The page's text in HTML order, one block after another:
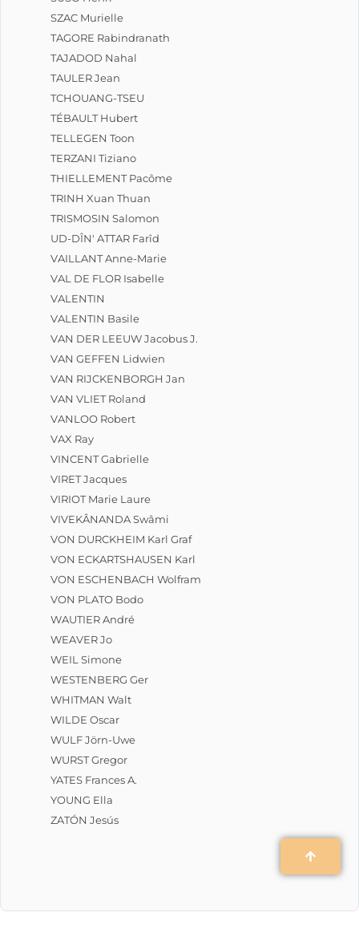
SZAC Murielle
TAGORE Rabindranath
TAJADOD Nahal
TAULER Jean
TCHOUANG-TSEU
TÉBAULT Hubert
TELLEGEN Toon
TERZANI Tiziano
THIELLEMENT Pacôme
TRINH Xuan Thuan
TRISMOSIN Salomon
UD-DÎN' ATTAR Farîd
VAILLANT Anne-Marie
VAL DE FLOR Isabelle
VALENTIN
VALENTIN Basile
VAN DER LEEUW Jacobus J.
VAN GEFFEN Lidwien
VAN RIJCKENBORGH Jan
VAN VLIET Roland
VANLOO Robert
VAX Ray
VINCENT Gabrielle
VIRET Jacques
VIRIOT Marie Laure
VIVEKÂNANDA Swâmi
VON DURCKHEIM Karl Graf
VON ECKARTSHAUSEN Karl
VON ESCHENBACH Wolfram
VON PLATO Bodo
WAUTIER André
WEAVER Jo
WEIL Simone
WESTENBERG Ger
WHITMAN Walt
WILDE Oscar
WULF Jörn-Uwe
WURST Gregor
YATES Frances A.
YOUNG Ella
ZATÓN Jesús